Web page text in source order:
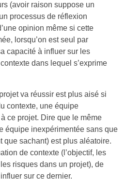
(avoir raison suppose un
processus de réflexion
opinion même si cette
lorsqu’on est seul par
capacité à influer sur les
dans lequel s’exprime
va réussir est plus aisé si
contexte, une équipe
ce projet. Dire que le même
équipe inexpérimentée sans que
que sachant) est plus aléatoire.
de contexte (l’objectif, les
risques dans un projet), de
sur ce dernier.